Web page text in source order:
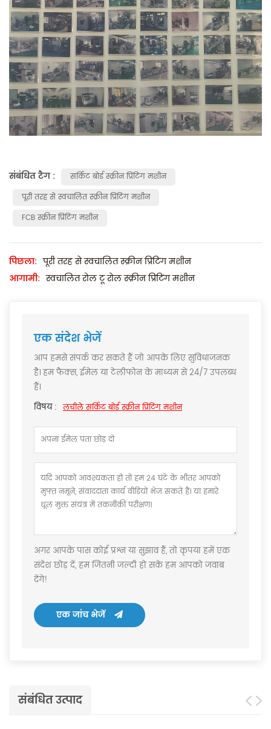
संबंधित टैग :
सर्किट बोर्ड स्क्रीन प्रिंटिंग मशीन
पूरी तरह से स्वचालित स्क्रीन प्रिंटिंग मशीन
FCB स्क्रीन प्रिंटिंग मशीन
पिछला: पूरी तरह से स्वचालित स्क्रीन प्रिंटिंग मशीन
आगामी: स्वचालित रोल टू रोल स्क्रीन प्रिंटिंग मशीन
एक संदेश भेजें
आप हमसे संपर्क कर सकते हैं जो आपके लिए सुविधाजनक
है। हम फैक्स, ईमेल या टेलीफोन के माध्यम से 24/7 उपलब्ध
हैं।
विषय : लचीले सर्किट बोर्ड स्क्रीन प्रिंटिंग मशीन
अगर आपके पास कोई प्रश्न या सुझाव हैं, तो कृपया हमें एक
संदेश छोड़ दें, हम जितनी जल्दी हो सके हम आपको जवाब
देंगे!
एक जांच भेजें
संबंधित उत्पाद